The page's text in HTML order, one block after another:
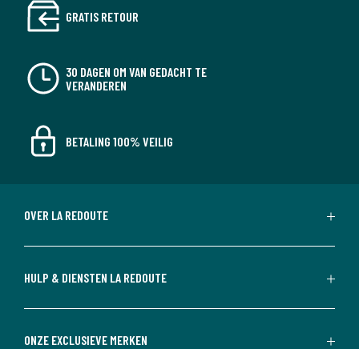
GRATIS RETOUR
30 DAGEN OM VAN GEDACHT TE
VERANDEREN
BETALING 100% VEILIG
OVER LA REDOUTE
HULP & DIENSTEN LA REDOUTE
ONZE EXCLUSIEVE MERKEN